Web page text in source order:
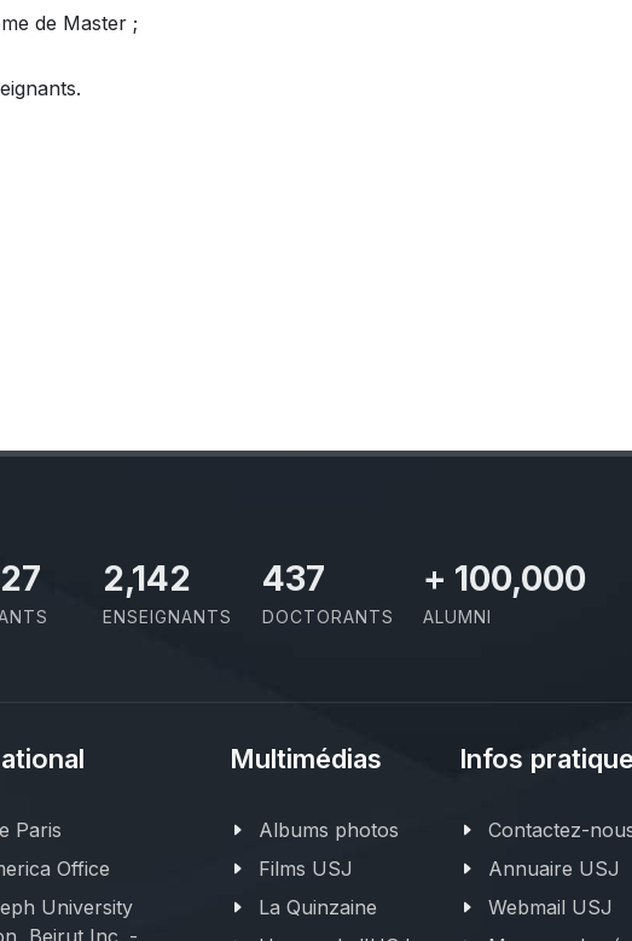
de Master ;
2,142
ENSEIGNANTS
437
DOCTORANTS
+ 100,000
ALUMNI
Paris
Office
University
Beirut Inc. -
Multimédias
Albums photos
Films USJ
La Quinzaine
Infos
Contactez-
Annuaire USJ
Webmail USJ